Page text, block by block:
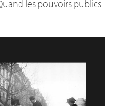
les pouvoirs publics